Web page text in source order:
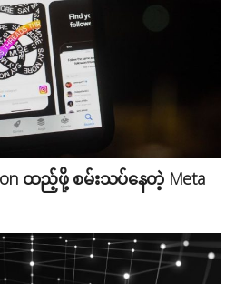
ထည့်ဖို့ စမ်းသပ်နေတဲ့ Meta